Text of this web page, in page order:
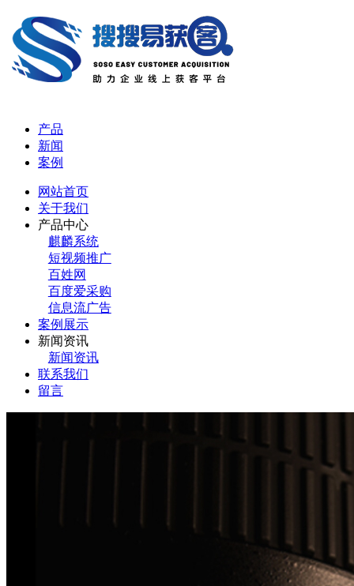
产品
新闻
案例
网站首页
关于我们
产品中心
麒麟系统
短视频推广
百姓网
百度爱采购
信息流广告
案例展示
新闻资讯
新闻资讯
联系我们
留言